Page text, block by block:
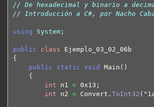
// De hexadecimal y binario a
// Introducción a C#, por Nacho
using System;
public class
{
public
static void Main ( )
{
int n1 = 0x13;
int n2 = Convert. ToInt32 (